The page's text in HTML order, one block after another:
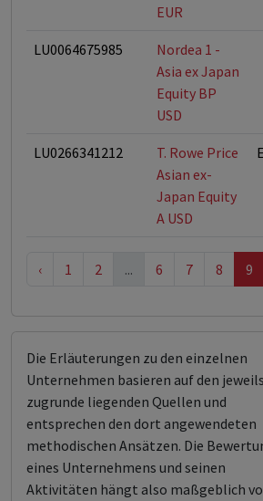
EUR
LU0064675985
Nordea 1 -
Asia ex Japan
Equity BP
USD
LU0266341212
T. Rowe Price
Asian ex-
Japan Equity
A USD
‹ 1 2 ... 6 7 8 9
Die Erläuterungen zu den einzelnen
Unternehmen basieren auf den jeweils
zugrunde liegenden Quellen und
entsprechen den dort angewendeten
methodischen Ansätzen. Die
eines Unternehmens und seinen
Aktivitäten hängt also maßgeblich